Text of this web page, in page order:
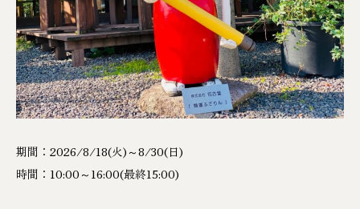
期間：2026/8/18(火)～8/30(日)
時間：10:00～16:00(最終15:00)